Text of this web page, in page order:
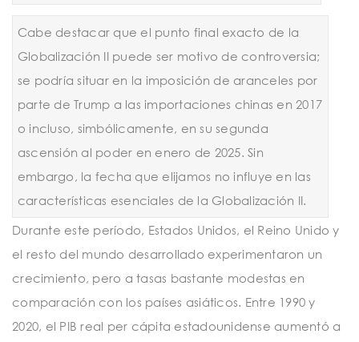
Cabe destacar que el punto final exacto de la
Globalización II puede ser motivo de controversia;
se podría situar en la imposición de aranceles por
parte de Trump a las importaciones chinas en 2017
o incluso, simbólicamente, en su segunda
ascensión al poder en enero de 2025. Sin
embargo, la fecha que elijamos no influye en las
características esenciales de la Globalización II.
Durante este período, Estados Unidos, el Reino Unido y
el resto del mundo desarrollado experimentaron un
crecimiento, pero a tasas bastante modestas en
comparación con los países asiáticos. Entre 1990 y
2020, el PIB real per cápita estadounidense aumentó a